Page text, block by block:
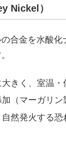
Nickel）
合金を水酸化
きく、室温・
（マーガリン
然発火する